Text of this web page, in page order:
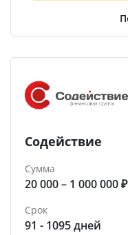
Содействие
Сумма
20 000 – 1 000 000 ₽
Срок
91 - 1095 дней